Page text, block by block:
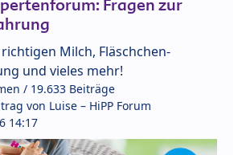
Fragen zur
Milch, Fläschchen-
und vieles mehr!
/ 19.633 Beiträge
von Luise – HiPP Forum
14:17